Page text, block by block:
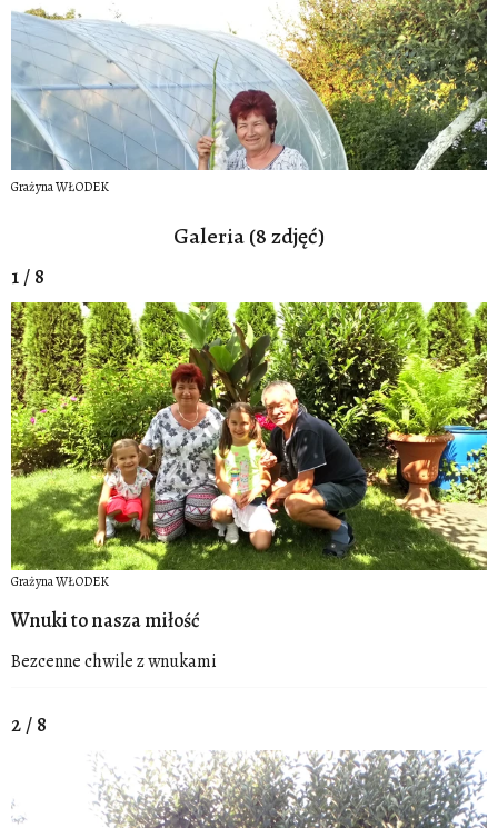
Grażyna WŁODEK
Galeria (8 zdjęć)
1 / 8
Grażyna WŁODEK
Wnuki to nasza miłość
Bezcenne chwile z wnukami
2 / 8